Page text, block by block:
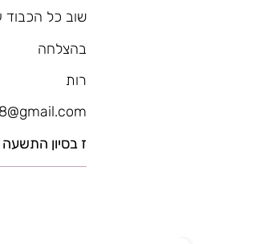
שוב כל הכבוד
בהצלחה
רות
ז בסיון התשעה